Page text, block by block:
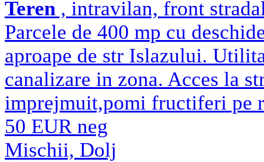
Teren , intravilan, front
Parcele de 400 mp cu
aproape de str Islazului.
canalizare in zona. Acces la
imprejmuit,pomi fructiferi pe
50 EUR neg
Mischii, Dolj